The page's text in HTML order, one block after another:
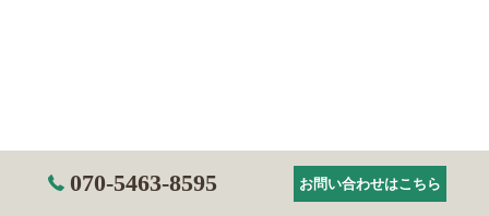
070-5463-8595 お問い合わせはこちら